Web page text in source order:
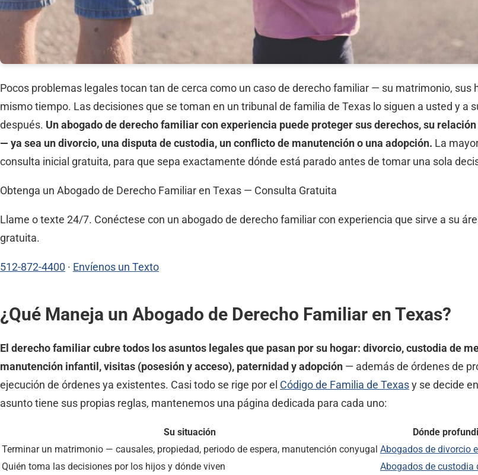
Pocos problemas legales tocan tan de cerca como un caso de derecho familiar — su matrimonio, sus
mismo tiempo. Las decisiones que se toman en un tribunal de familia de Texas lo siguen a usted y a
después. Un abogado de derecho familiar con experiencia puede proteger sus derechos, su
— ya sea un divorcio, una disputa de custodia, un conflicto de manutención o una adopción. La
consulta inicial gratuita, para que sepa exactamente dónde está parado antes de tomar una sola
Obtenga un Abogado de Derecho Familiar en Texas — Consulta Gratuita
Llame o texte 24/7. Conéctese con un abogado de derecho familiar con experiencia que sirve a su
gratuita.
512-872-4400 · Envíenos un Texto
¿Qué Maneja un Abogado de Derecho Familiar en Texas?
El derecho familiar cubre todos los asuntos legales que pasan por su hogar: divorcio, custodia de
manutención infantil, visitas (posesión y acceso), paternidad y adopción — además de órdenes de
ejecución de órdenes ya existentes. Casi todo se rige por el Código de Familia de Texasy se decide
asunto tiene sus propias reglas, mantenemos una página dedicada para cada uno:
Su situación
Dónde
Terminar un matrimonio — causales, propiedad, periodo de espera, manutención conyugal Abogados de divorcio
Quién toma las decisiones por los hijos y dónde viven
Abogados de custodia